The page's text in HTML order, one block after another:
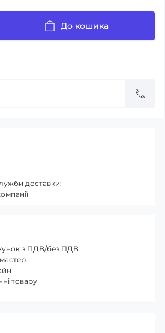
До кошика
доставки;
з ПДВ/без ПДВ
товару